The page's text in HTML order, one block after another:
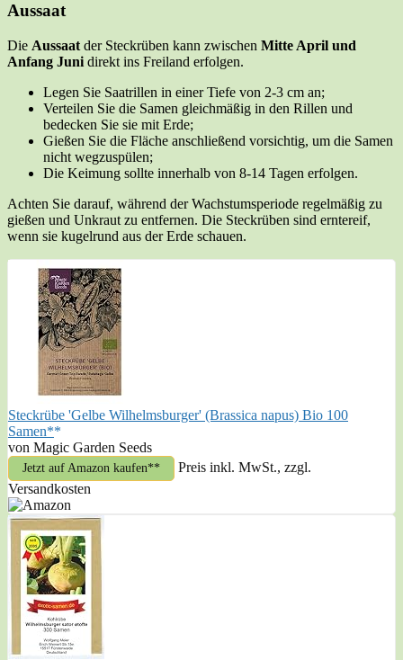
Aussaat
Die Aussaat der Steckrüben kann zwischen Mitte April und
Anfang Juni direkt ins Freiland erfolgen.
Legen Sie Saatrillen in einer Tiefe von 2-3 cm an;
Verteilen Sie die Samen gleichmäßig in den Rillen und
bedecken Sie sie mit Erde;
Gießen Sie die Fläche anschließend vorsichtig, um die Samen
nicht wegzuspülen;
Die Keimung sollte innerhalb von 8-14 Tagen erfolgen.
Achten Sie darauf, während der Wachstumsperiode regelmäßig zu
gießen und Unkraut zu entfernen. Die Steckrüben sind erntereif,
wenn sie kugelrund aus der Erde schauen.
Steckrübe 'Gelbe Wilhelmsburger' (Brassica napus) Bio 100
Samen*
von Magic Garden Seeds
Jetzt auf Amazon kaufen*
Preis inkl. MwSt., zzgl.
Versandkosten